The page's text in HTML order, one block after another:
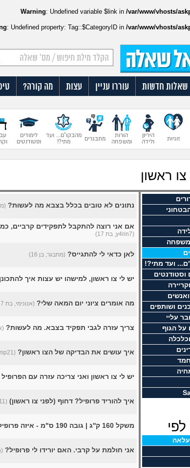
Warning: Undefined variable $link in /var/www/vhosts/
: Undefined property: Tag::$CategoryID in /var/www/vhosts/
שאלות חדשות עוררו עניין עצות מה קורה?
זוגיות
היריון
ולידה
הורות
ומשפחה
מתבגרים
מהבקו"ם... ועד
מתי?!
לימודים
וסטודנטים
צו ראשון
ועד מתי?!
וסטודנטים
ושותפים
עליי
על הגוף
נתונים לא טובים בכלל בצבא מה לעשות?
אם אני רוצה להתקבל לתפקידים קרביים,
(y4rin7, בת 17)
לאן כדאי לי להתגייס? (מתבגר, בן 16)
יש לי צו ראשון, למישהו יש עצות איך
מה אומרים ציוני יום המאה שלי? (אנונימי, בת 17)
צריך עזרה לגבי תפקיד בצבא. מה לעשות?
איך עושים את הבדיקה של הצו ראשון? (Tasump21, בן 16)
יש לי צו ראשון ואני צריכה עזרה עם
איך להוריד פרופיל? דחוף (לפני צו ראשון) (nemoreal111, בן 17)
משקל 160 ק''ג | גובה 190 ס"מ - איזה פרופיל אני יכול לקבל?
אני חולמת על קרבי. האם יורידו לי פרופיל?